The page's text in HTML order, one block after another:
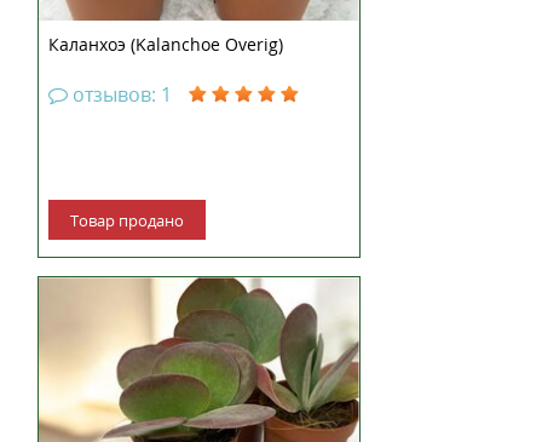
Каланхоэ (Kalanchoe Overig)
отзывов: 1
Товар продано